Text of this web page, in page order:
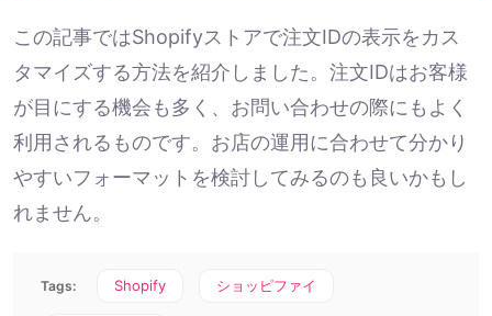
この記事ではShopifyストアで注文IDの表示をカス
タマイズする方法を紹介しました。注文IDはお客様
が目にする機会も多く、お問い合わせの際にもよく
利用されるものです。お店の運用に合わせて分かり
やすいフォーマットを検討してみるのも良いかもし
れません。
Tags: Shopify ショッピファイ